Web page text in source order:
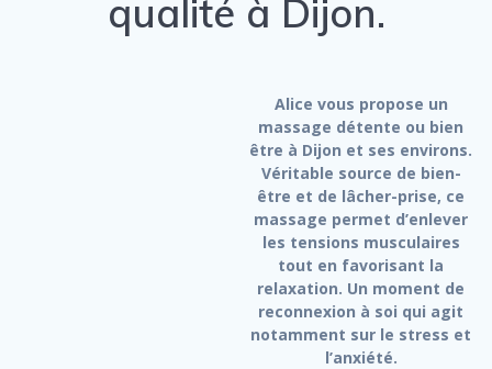
qualité à Dijon.
Alice vous propose un
massage détente ou bien
être à Dijon et ses environs.
Véritable source de bien-
être et de lâcher-prise, ce
massage permet d’enlever
les tensions musculaires
tout en favorisant la
relaxation. Un moment de
reconnexion à soi qui agit
notamment sur le stress et
l’anxiété.